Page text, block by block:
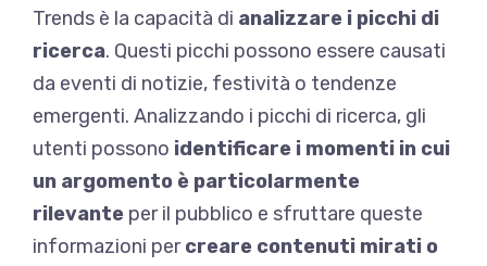
Trends è la capacità di analizzare i picchi di
ricerca. Questi picchi possono essere causati
da eventi di notizie, festività o tendenze
emergenti. Analizzando i picchi di ricerca, gli
utenti possono identificare i momenti in cui
un argomento è particolarmente
rilevante per il pubblico e sfruttare queste
informazioni percreare contenuti mirati o